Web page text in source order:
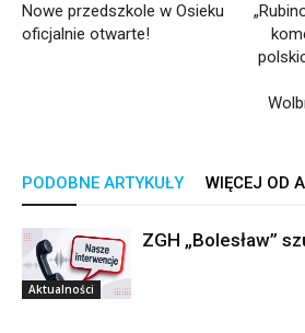
Nowe przedszkole w Osieku
oficjalnie otwarte!
PODOBNE ARTYKUŁY WIĘCEJ OD
Aktualności
ZGH „Bolesław”